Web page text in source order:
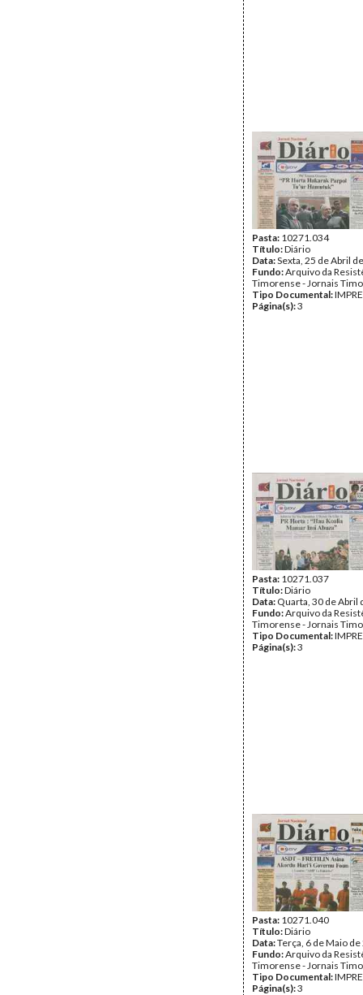
Pasta: 10271.034
Título:Diário
Data:Sexta, 25 de Abril
Fundo:Arquivo da
Timorense - Jornais
Tipo Documental:
Página(s):3
Pasta: 10271.037
Título:Diário
Data: Quarta, 30 de Abril
Fundo:Arquivo da
Timorense - Jornais
Tipo Documental:
Página(s):3
Pasta: 10271.040
Título:Diário
Data:Terça, 6 de Maio
Fundo:Arquivo da
Timorense - Jornais
Tipo Documental:
Página(s):3